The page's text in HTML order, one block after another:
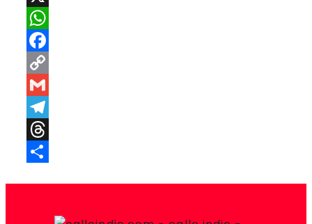
X
WhatsApp
Facebook
Copy
Link
Gmail
Telegram
Threads